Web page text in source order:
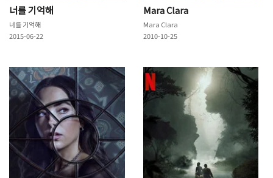
너를 기억해
너를 기억해
2015-06-22
Mara Clara
Mara Clara
2010-10-25